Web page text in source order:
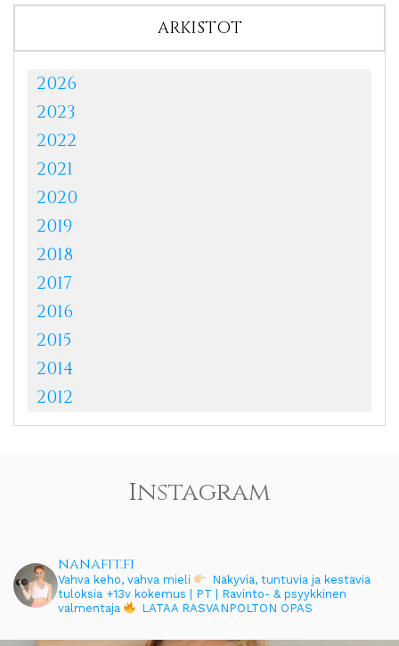
ARKISTOT
2026
2023
2022
2021
2020
2019
2018
2017
2016
2015
2014
2012
Instagram
nanafit.fi
Vahva keho, vahva mieli
Näkyviä, tuntuvia ja kestäviä
tuloksia +13v kokemus | PT | Ravinto- & psyykkinen
valmentaja
LATAA RASVANPOLTON OPAS